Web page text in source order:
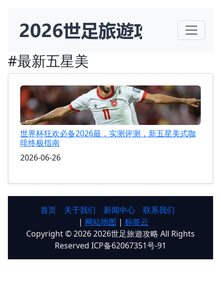
#最新五星美
世界杯狂欢必备2026最，实测评测，新五星美式咖
啡终极指南
2026-06-26
首页 关于我们 新闻中心
联系我们
| 网站地图 | 标签云
Copyright © 2026 2026世足旅遊攻略 All Rights
Reserved ICP备62067351号-91